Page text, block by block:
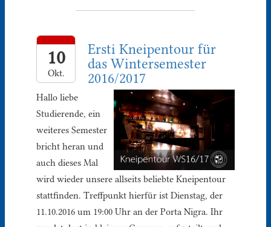
10
Okt.
Ersti Kneipentour für
das Wintersemester
2016/2017
Hallo liebe
Studierende, ein
weiteres Semester
bricht heran und
auch dieses Mal
wird wieder unsere allseits beliebte Kneipentour
stattfinden. Treffpunkt hierfür ist Dienstag, der
11.10.2016 um 19:00 Uhr an der Porta Nigra. Ihr